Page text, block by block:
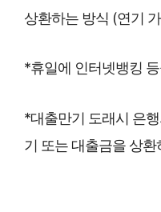
상환하는 방식 (연기
*휴일에 인터넷뱅킹
*대출만기 도래시 은
기 또는 대출금을 상